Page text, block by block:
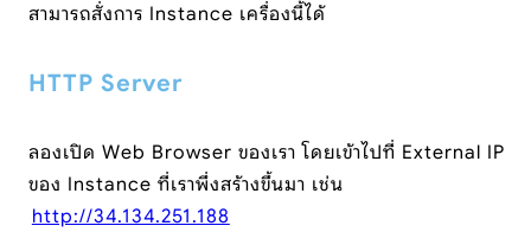
สามารถสั่งการ Instance เครื่องนี้ได้
HTTP Server
ลองเปิด Web Browser ของเรา โดยเข้าไปที่ External IP
ของ Instance ที่เราพึ่งสร้างขึ้นมา เช่น
http://34.134.251.188